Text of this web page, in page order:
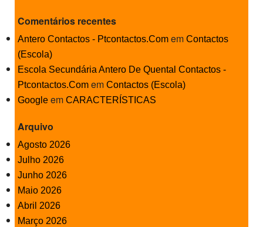
Comentários recentes
Antero Contactos - Ptcontactos.Com em Contactos
(Escola)
Escola Secundária Antero De Quental Contactos -
Ptcontactos.Com em Contactos (Escola)
Google em CARACTERÍSTICAS
Arquivo
Agosto 2026
Julho 2026
Junho 2026
Maio 2026
Abril 2026
Março 2026